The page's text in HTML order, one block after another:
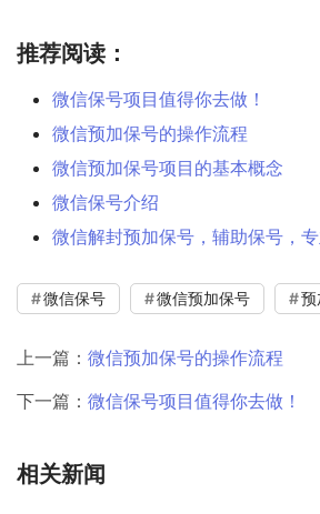
推荐阅读：
微信保号项目值得你去做！
微信预加保号的操作流程
微信预加保号项目的基本概念
微信保号介绍
微信解封预加保号，辅助保号，
微信保号 微信预加保号 预
上一篇： 微信预加保号的操作流程
下一篇： 微信保号项目值得你去做！
相关新闻